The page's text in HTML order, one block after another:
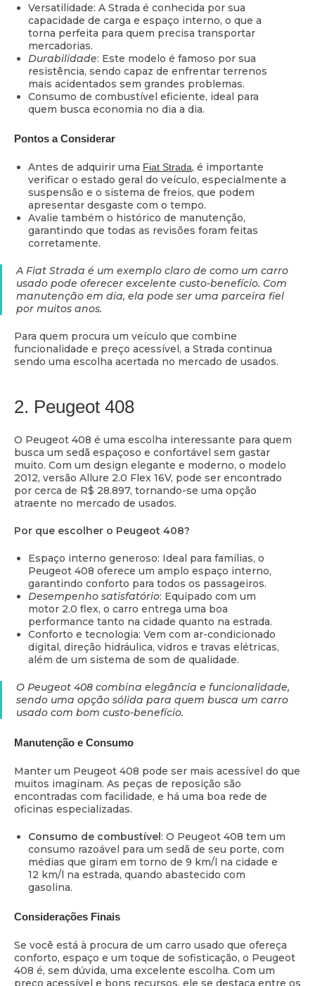
Versatilidade: A Strada é conhecida por sua
capacidade de carga e espaço interno, o que a
torna perfeita para quem precisa transportar
mercadorias.
Durabilidade: Este modelo é famoso por sua
resistência, sendo capaz de enfrentar terrenos
mais acidentados sem grandes problemas.
Consumo de combustível eficiente, ideal para
quem busca economia no dia a dia.
Pontos a Considerar
Antes de adquirir uma Fiat Strada, é importante
verificar o estado geral do veículo, especialmente a
suspensão e o sistema de freios, que podem
apresentar desgaste com o tempo.
Avalie também o histórico de manutenção,
garantindo que todas as revisões foram feitas
corretamente.
A Fiat Strada é um exemplo claro de como um carro
usado pode oferecer excelente custo-benefício. Com
manutenção em dia, ela pode ser uma parceira fiel
por muitos anos.
Para quem procura um veículo que combine
funcionalidade e preço acessível, a Strada continua
sendo uma escolha acertada no mercado de usados.
2. Peugeot 408
O Peugeot 408 é uma escolha interessante para quem
busca um sedã espaçoso e confortável sem gastar
muito. Com um design elegante e moderno, o modelo
2012, versão Allure 2.0 Flex 16V, pode ser encontrado
por cerca de R$ 28.897, tornando-se uma opção
atraente no mercado de usados.
Por que escolher o Peugeot 408?
Espaço interno generoso: Ideal para famílias, o
Peugeot 408 oferece um amplo espaço interno,
garantindo conforto para todos os passageiros.
Desempenho satisfatório: Equipado com um
motor 2.0 flex, o carro entrega uma boa
performance tanto na cidade quanto na estrada.
Conforto e tecnologia: Vem com ar-condicionado
digital, direção hidráulica, vidros e travas elétricas,
além de um sistema de som de qualidade.
O Peugeot 408 combina elegância e funcionalidade,
sendo uma opção sólida para quem busca um carro
usado com bom custo-benefício.
Manutenção e Consumo
Manter um Peugeot 408 pode ser mais acessível do que
muitos imaginam. As peças de reposição são
encontradas com facilidade, e há uma boa rede de
oficinas especializadas.
Consumo de combustível: O Peugeot 408 tem um
consumo razoável para um sedã de seu porte, com
médias que giram em torno de 9 km/l na cidade e
12 km/l na estrada, quando abastecido com
gasolina.
Considerações Finais
Se você está à procura de um carro usado que ofereça
conforto, espaço e um toque de sofisticação, o Peugeot
408 é, sem dúvida, uma excelente escolha. Com um
preço acessível e bons recursos, ele se destaca entre os